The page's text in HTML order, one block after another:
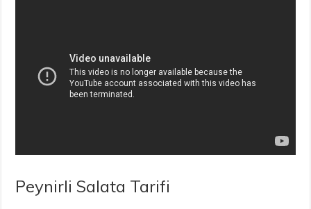
Peynirli Salata Tarifi